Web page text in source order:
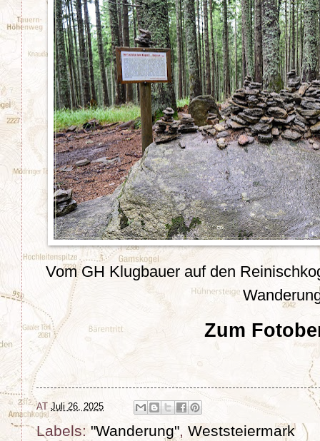
Vom GH Klugbauer auf den
Zum
AT Juli 26, 2025
Labels:"Wanderung" Weststeiermark